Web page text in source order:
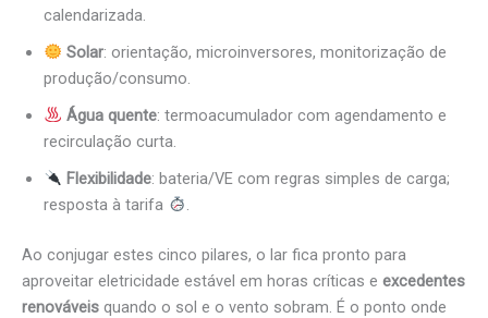
calendarizada.
Solar: orientação, microinversores, monitorização de
produção/consumo.
Água quente: termoacumulador com agendamento e
recirculação curta.
Flexibilidade: bateria/VE com regras simples de carga;
resposta à tarifa
.
Ao conjugar estes cinco pilares, o lar fica pronto para
aproveitar eletricidade estável em horas críticas e excedentes
renováveis quando o sol e o vento sobram. É o ponto onde